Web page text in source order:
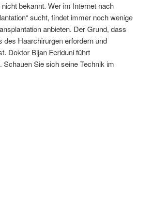
bekannt. Wer im Internet nach
sucht, findet immer noch wenige
anbieten. Der Grund, dass
des Haarchirurgen erfordern und
Doktor Bijan Feriduni führt
Sie sich seine Technik im